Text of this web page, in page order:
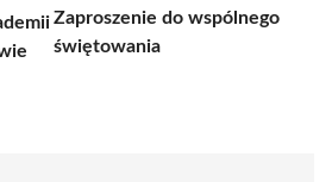
Zaproszenie do wspólnego
świętowania